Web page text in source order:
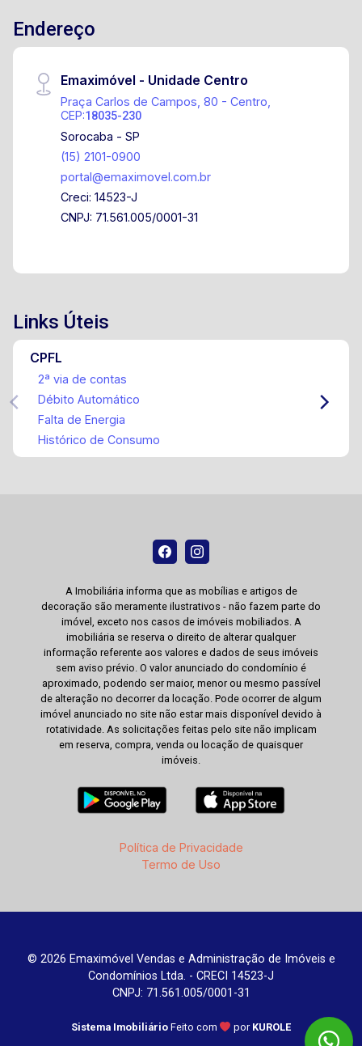
em um imóvel de alto padrão, com acabamento
de qualidade e uma localização privilegiada.
residência!
Endereço
Emaximóvel - Unidade Centro
Praça Carlos de Campos, 80 - Centro,
CEP:18035-230
Sorocaba - SP
(15) 2101-0900
portal@emaximovel.com.br
Creci: 14523-J
CNPJ: 71.561.005/0001-31
Links Úteis
CPFL
2ª via de contas
Débito Automático
Falta de Energia
Histórico de Consumo
A Imobiliária informa que as mobílias e artigos de
decoração são meramente ilustrativos - não fazem parte do
imóvel, exceto nos casos de imóveis mobiliados. A
imobiliária se reserva o direito de alterar qualquer
informação referente aos valores e dados de seus imóveis
sem aviso prévio. O valor anunciado do condomínio é
aproximado, podendo ser maior, menor ou mesmo passível
de alteração no decorrer da locação. Pode ocorrer de algum
imóvel anunciado no site não estar mais disponível devido à
rotatividade. As solicitações feitas pelo site não implicam
em reserva, compra, venda ou locação de quaisquer
imóveis.
Política de Privacidade
Termo de Uso
© 2026 Emaximóvel Vendas e Administração de Imóveis e
Condomínios Ltda. - CRECI 14523-J
CNPJ: 71.561.005/0001-31
Sistema Imobiliário Feito com por KUROLE